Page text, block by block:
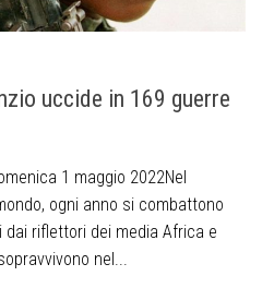
uccide in 169 guerre
1 maggio 2022Nel
ogni anno si combattono
riflettori dei media Africa e
nel...